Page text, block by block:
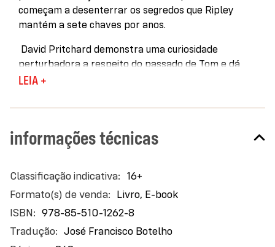
começam a desenterrar os segredos que Ripley
mantém a sete chaves por anos.
David Pritchard demonstra uma curiosidade
perturbadora a respeito do passado de Tom e dá
sinais de ter iniciado uma investigação sobre o
golpista fez parte. O que poderia parecer apenas um
obsessão quando David vigia a casa de Tom e vai
atrás dele e de Heloise em uma viagem ao Marrocos.
De volta à Villeperce, David se empenha em uma
busca nas águas do rio Loing, em Voisy, à procura de
desaparecido. Os resultados dessa empreitada
levam Ripley a agir, culminando em um desfecho
LEIA +
informações técnicas
Mais
informações
16+
Livro, E-book
978-85-510-1262-8
José Francisco Botelho